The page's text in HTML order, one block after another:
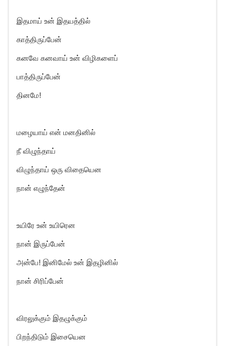
இதமாய் உன் இதயத்தில்
காத்திருப்பேன்
கனவே கனவாய் உன் விழிகளைப்
பாத்திருப்பேன்
தினமே!
மழையாய் என் மனதினில்
நீ விழுந்தாய்
விழுந்தாய் ஒரு விதையென
நான் எழுந்தேன்
உயிரே உன் உயிரென
நான் இருப்பேன்
அன்பே! இனிமேல் உன் இதழினில்
நான் சிரிப்பேன்
விரலுக்கும் இதழுக்கும்
பிறந்திடும் இசையென